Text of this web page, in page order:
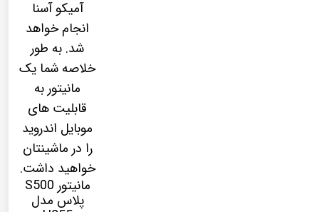
آمیکو آسنا
انجام خواهد
شد. به طور
خلاصه شما یک
مانیتور به
قابلیت های
موبایل اندروید
را در ماشینتان
خواهید داشت.
مانیتور S500
پلاس مدل